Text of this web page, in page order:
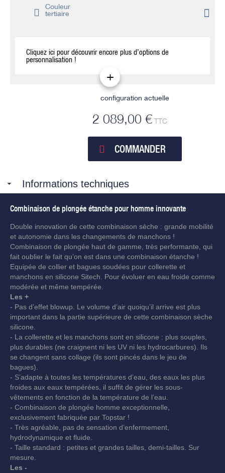
Couleur
tertiaire
Cliquez ici pour découvrir encore plus d’options de
personnalisation !
configuration actuelle
2 089,00 €TTC
COMMANDER
Informations techniques
Combinaison de plongée étanche pour homme innovante
Double innovation de cette combinaison sèche : grande mobilité
et autonomie dans les changements de manchons !
Combinaison de plongée haut de gamme, très performante, qui
fait oublier le fait qu’on est dans une combinaison étanche !
Equipée de collier et bagues soudées pour collerette et
manchons en silicone Sitech. Pour évoluer en eau froide comme
modérée et même tempérée.
Les +
- Pas d’effet blowup. Le volume d’air quoiqu’il arrive est plus
important dans la partie supérieure de cette combinaison sèche
silicone.
- La collerette et les manchons sont en silicone : plus souples,
plus durables (ne craignent ni les UV ni les hydrocarbures). Ils
se changent sans collage (ils sont pincés dans le jeu de
bagues).
- S’adapte à toutes les températures d’eau, des eaux les plus
froides aux eaux tempérées, il suffit de gérer les sous-
vêtements en fonction de la température de l’eau.
- Combinaison de plongée homme exceptionnelle,
exclusivement fabriquée par Topstar !
- Très agréable, pas de sensation d’enfermement,
hydrodynamique et fluide.
- Taille standard : petites et grandes tailles, demi-tailles. Sur
mesure.
Les -